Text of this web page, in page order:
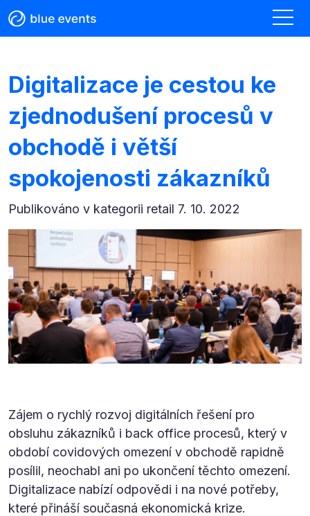
Digitalizace je cestou ke
zjednodušení procesů v
obchodě i větší
spokojenosti zákazníků
Publikováno v kategorii retail 7. 10. 2022
Zájem o rychlý rozvoj digitálních řešení pro
obsluhu zákazníků i back office procesů, který v
období covidových omezení v obchodě rapidně
posílil, neochabl ani po ukončení těchto omezení.
Digitalizace nabízí odpovědi i na nové potřeby,
které přináší současná ekonomická krize.